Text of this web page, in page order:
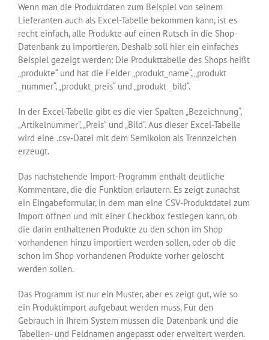
Wenn man die Produktdaten zum Beispiel von seinem
Lieferanten auch als Excel-Tabelle bekommen kann, ist es
recht einfach, alle Produkte auf einen Rutsch in die Shop-
Datenbank zu importieren. Deshalb soll hier ein einfaches
Beispiel gezeigt werden: Die Produkttabelle des Shops heißt
„produkte“ und hat die Felder „produkt_name“, „produkt
_nummer“, „produkt_preis“ und „produkt _bild“.
In der Excel-Tabelle gibt es die vier Spalten „Bezeichnung“,
„Artikelnummer“, „Preis“ und „Bild“. Aus dieser Excel-Tabelle
wird eine .csv-Datei mit dem Semikolon als Trennzeichen
erzeugt.
Das nachstehende Import-Programm enthält deutliche
Kommentare, die die Funktion erläutern. Es zeigt zunächst
ein Eingabeformular, in dem man eine CSV-Produktdatei zum
Import öffnen und mit einer Checkbox festlegen kann, ob
die darin enthaltenen Produkte zu den schon im Shop
vorhandenen hinzu importiert werden sollen, oder ob die
schon im Shop vorhandenen Produkte vorher gelöscht
werden sollen.
Das Programm ist nur ein Muster, aber es zeigt gut, wie so
ein Produktimport aufgebaut werden muss. Für den
Gebrauch in Ihrem System müssen die Datenbank und die
Tabellen- und Feldnamen angepasst oder erweitert werden.